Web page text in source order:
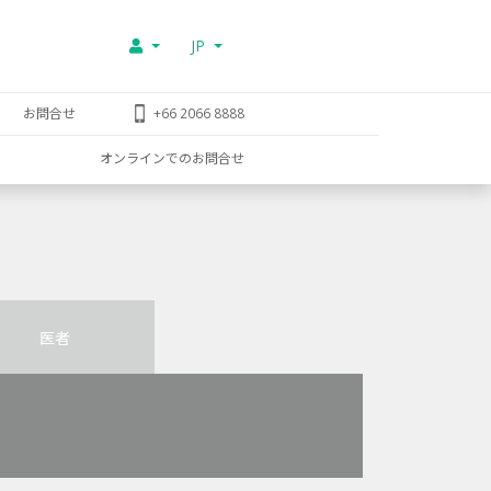
JP
お問合せ +66 2066 8888
オンラインでのお問合せ
医者